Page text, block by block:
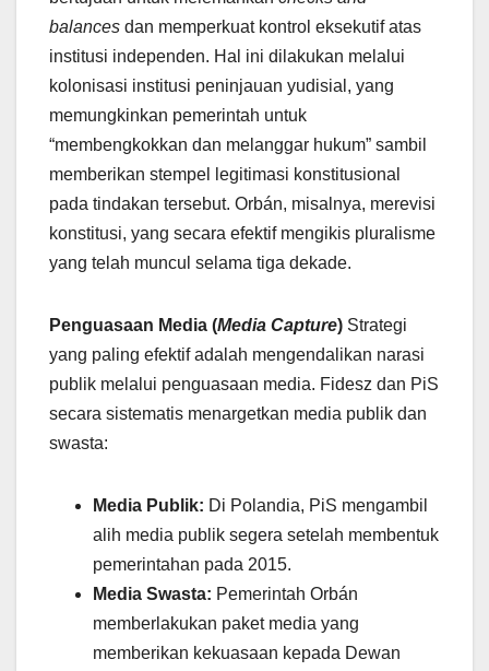
balances dan memperkuat kontrol eksekutif atas
institusi independen. Hal ini dilakukan melalui
kolonisasi institusi peninjauan yudisial, yang
memungkinkan pemerintah untuk
“membengkokkan dan melanggar hukum” sambil
memberikan stempel legitimasi konstitusional
pada tindakan tersebut. Orbán, misalnya, merevisi
konstitusi, yang secara efektif mengikis pluralisme
yang telah muncul selama tiga dekade.
Penguasaan Media (Media Capture) Strategi
yang paling efektif adalah mengendalikan narasi
publik melalui penguasaan media. Fidesz dan PiS
secara sistematis menargetkan media publik dan
swasta:
Media Publik: Di Polandia, PiS mengambil
alih media publik segera setelah membentuk
pemerintahan pada 2015.
Media Swasta: Pemerintah Orbán
memberlakukan paket media yang
memberikan kekuasaan kepada Dewan